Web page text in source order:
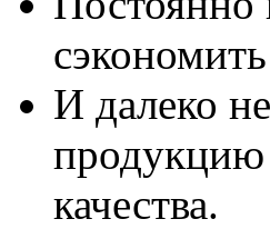
И далеко
продукцию
качества.